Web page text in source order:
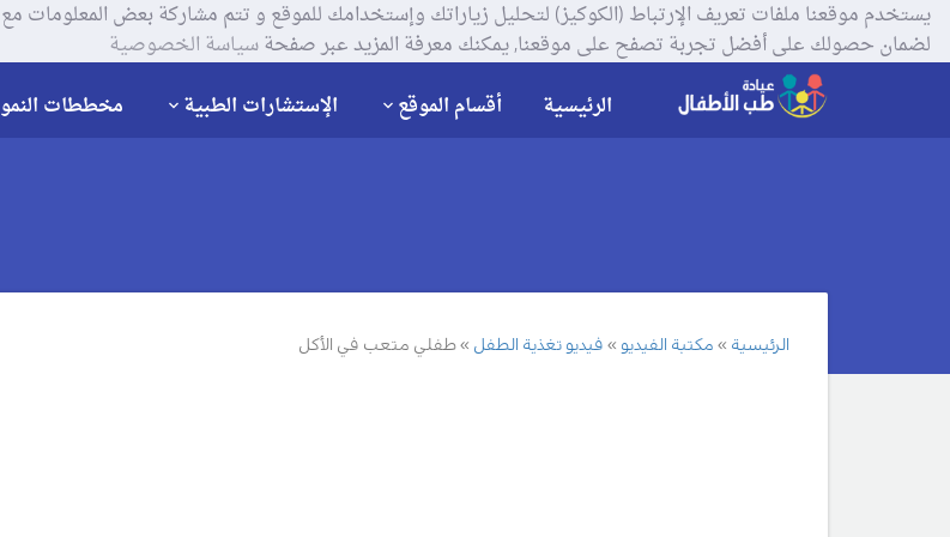
لضمان حصولك على أفضل تجربة تصفح على موقعنا, يمكنك معرفة المزيد عبر صفحةسياسة الخصوصية
الرئيسية أقسام الموقع الإستشارات الطبية مخططات النمو
الرئيسية مكتبة الفيديو فيديو تغذية الطفل طفلي متعب في الأكل